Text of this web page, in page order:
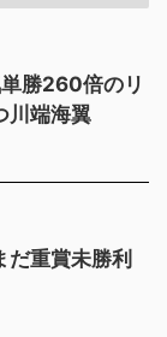
単勝260倍のリ
川端海翼
だ重賞未勝利